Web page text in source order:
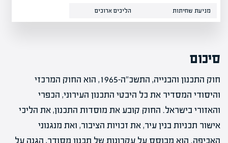
מניעת שחיתות הליכים ארוכים
סיכום
חוק התכנון והבנייה, התשכ"ה-1965, הוא החוק המרכזי
והיסודי המסדיר את כל היבטי התכנון העירוני, הכפרי
והאזורי בישראל. החוק קובע את מוסדות התכנון, את הליכי
אישור תכניות בנין עיר, את זכויות הציבור, ואת מנגנוני
האכיפה. הוא מבוסס על עקרונות של תכנון מסודר, הגנה על